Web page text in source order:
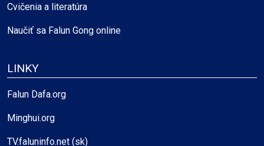
Cvičenia a literatúra
Naučiť sa Falun Gong online
LINKY
Falun Dafa.org
Minghui.org
TV.faluninfo.net (sk)